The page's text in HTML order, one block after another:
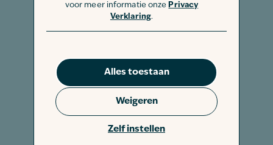
voor meer informatie onze Privacy
Verklaring.
Alles toestaan
Zelf instellen
Weigeren
wehtut. Geben Sie Ihrem Hund
Bei der Kastration werden in der Regel
selbstauflösende Nähte verwendet.
Neigt Ihr Hund dazu, die Wunde zu
beißen oder an ihr herumzulecken?
Eine Halskrause oder ein medizinischer